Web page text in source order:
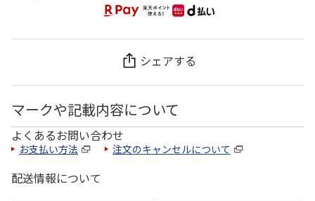
シェアする
マークや記載内容について
よくあるお問い合わせ
お支払い方法 注文のキャンセルについて
配送情報について